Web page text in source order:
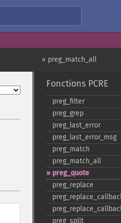
« preg_match_all
Fonctions PCRE
preg_​filter
preg_​grep
preg_​last_​error
preg_​last_​error_​msg
preg_​match
preg_​match_​all
preg_​quote
preg_​replace
preg_​split